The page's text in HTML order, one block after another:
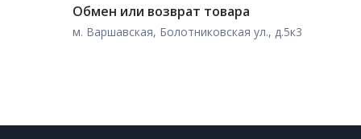
Обмен или возврат товара
м. Варшавская, Болотниковская ул., д.5к3